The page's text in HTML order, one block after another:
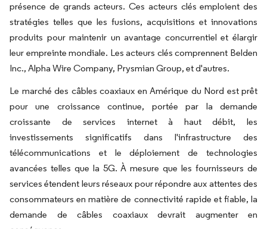
présence de grands acteurs. Ces acteurs clés emploient des
stratégies telles que les fusions, acquisitions et innovations
produits pour maintenir un avantage concurrentiel et élargir
leur empreinte mondiale. Les acteurs clés comprennent Belden
Inc., Alpha Wire Company, Prysmian Group, et d'autres.
Le marché des câbles coaxiaux en Amérique du Nord est prêt
pour une croissance continue, portée par la demande
croissante de services internet à haut débit, les
investissements significatifs dans l'infrastructure des
télécommunications et le déploiement de technologies
avancées telles que la 5G. À mesure que les fournisseurs de
services étendent leurs réseaux pour répondre aux attentes des
consommateurs en matière de connectivité rapide et fiable, la
demande de câbles coaxiaux devrait augmenter en